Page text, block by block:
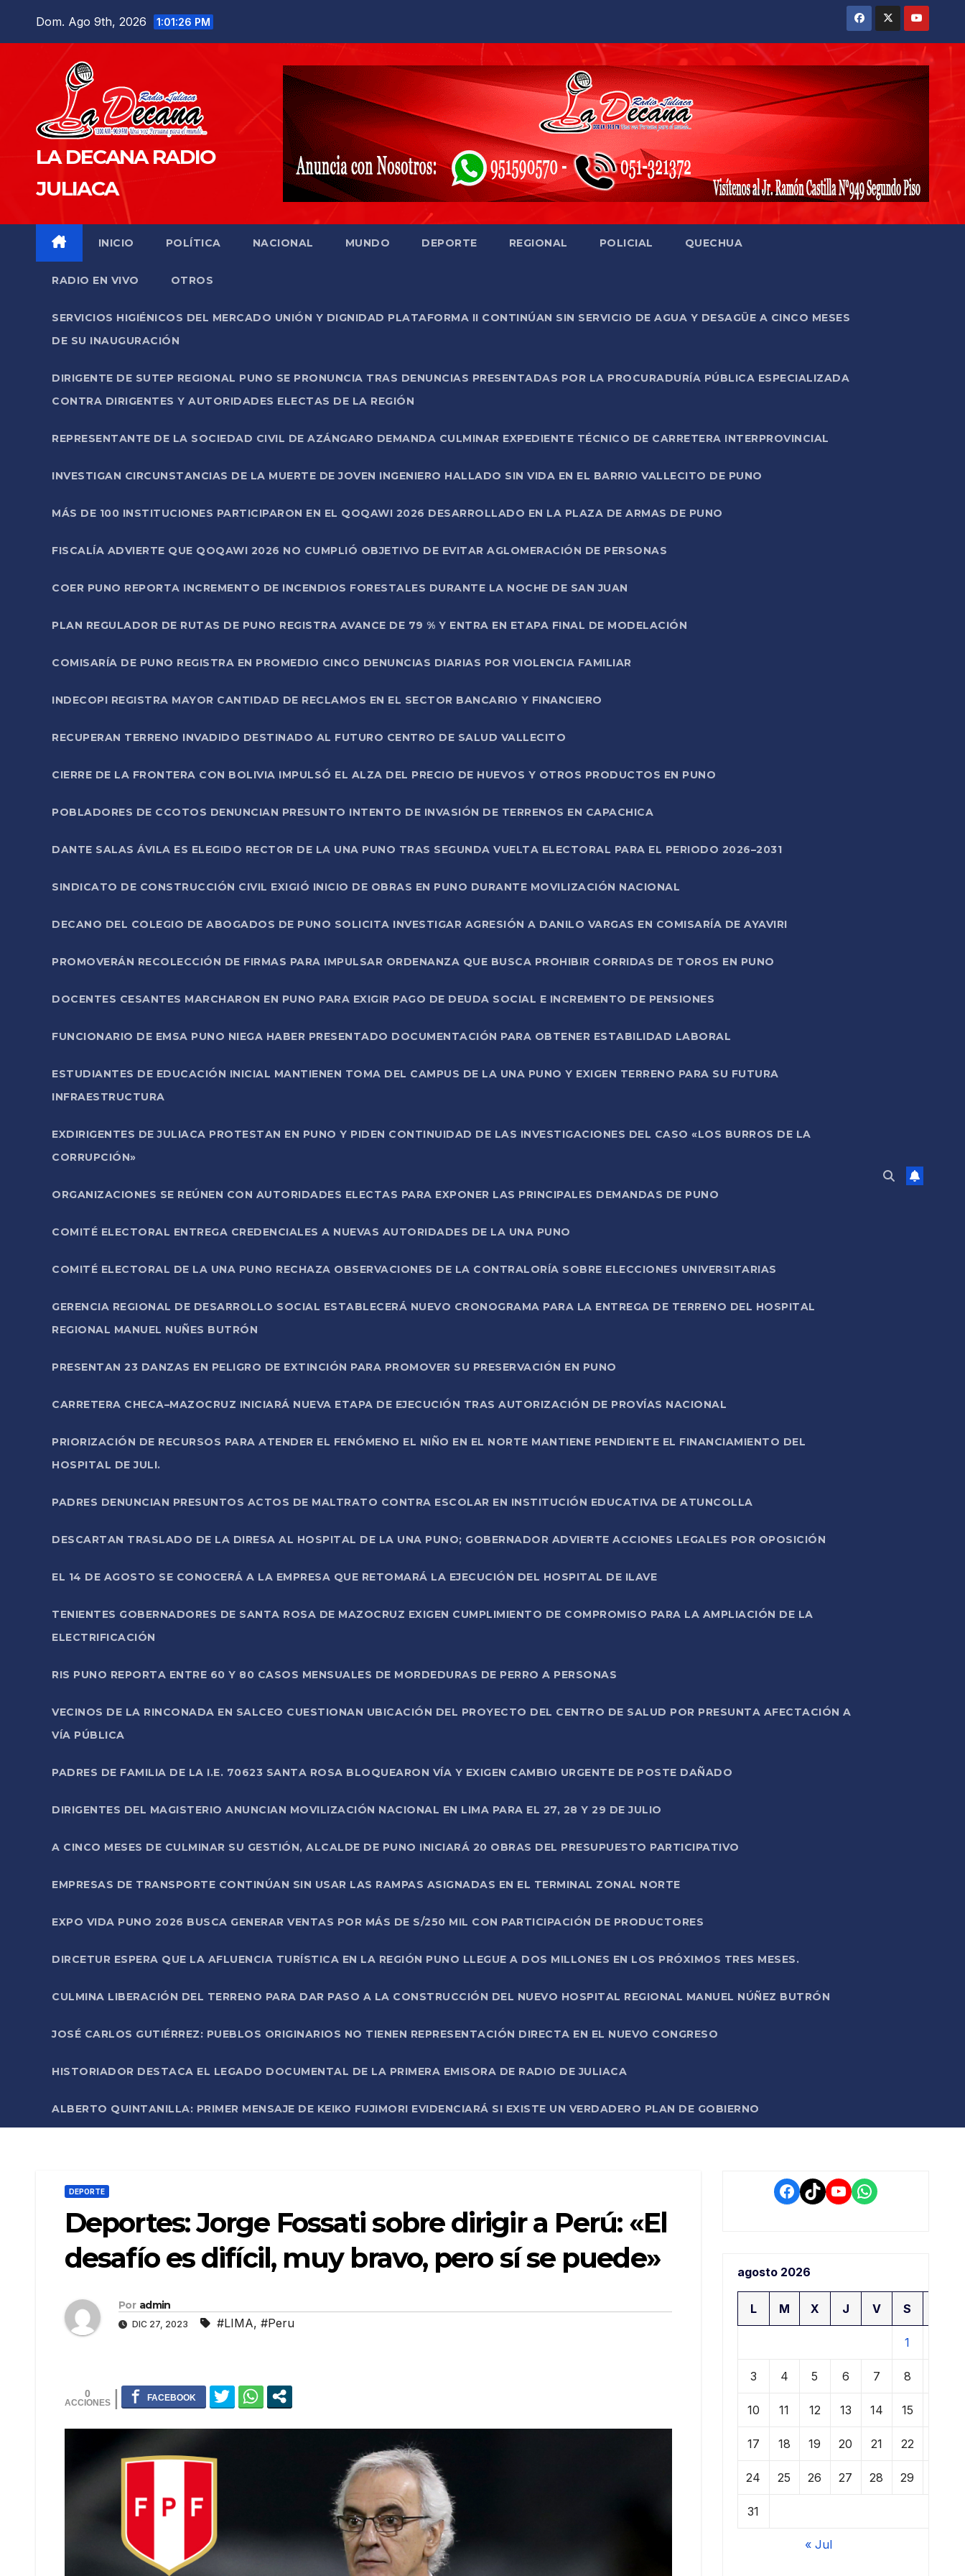
Dom. Ago 9th, 2026 1:01:27 PM
LA DECANA RADIO
JULIACA
INICIO POLÍTICA NACIONAL MUNDO DEPORTE REGIONAL POLICIAL QUECHUA
RADIO EN VIVO OTROS
SERVICIOS HIGIÉNICOS DEL MERCADO UNIÓN Y DIGNIDAD PLATAFORMA II CONTINÚAN SIN SERVICIO DE AGUA Y DESAGÜE A CINCO MESES
DE SU INAUGURACIÓN
DIRIGENTE DE SUTEP REGIONAL PUNO SE PRONUNCIA TRAS DENUNCIAS PRESENTADAS POR LA PROCURADURÍA PÚBLICA ESPECIALIZADA
CONTRA DIRIGENTES Y AUTORIDADES ELECTAS DE LA REGIÓN
REPRESENTANTE DE LA SOCIEDAD CIVIL DE AZÁNGARO DEMANDA CULMINAR EXPEDIENTE TÉCNICO DE CARRETERA INTERPROVINCIAL
INVESTIGAN CIRCUNSTANCIAS DE LA MUERTE DE JOVEN INGENIERO HALLADO SIN VIDA EN EL BARRIO VALLECITO DE PUNO
MÁS DE 100 INSTITUCIONES PARTICIPARON EN EL QOQAWI 2026 DESARROLLADO EN LA PLAZA DE ARMAS DE PUNO
FISCALÍA ADVIERTE QUE QOQAWI 2026 NO CUMPLIÓ OBJETIVO DE EVITAR AGLOMERACIÓN DE PERSONAS
COER PUNO REPORTA INCREMENTO DE INCENDIOS FORESTALES DURANTE LA NOCHE DE SAN JUAN
PLAN REGULADOR DE RUTAS DE PUNO REGISTRA AVANCE DE 79 % Y ENTRA EN ETAPA FINAL DE MODELACIÓN
COMISARÍA DE PUNO REGISTRA EN PROMEDIO CINCO DENUNCIAS DIARIAS POR VIOLENCIA FAMILIAR
INDECOPI REGISTRA MAYOR CANTIDAD DE RECLAMOS EN EL SECTOR BANCARIO Y FINANCIERO
RECUPERAN TERRENO INVADIDO DESTINADO AL FUTURO CENTRO DE SALUD VALLECITO
CIERRE DE LA FRONTERA CON BOLIVIA IMPULSÓ EL ALZA DEL PRECIO DE HUEVOS Y OTROS PRODUCTOS EN PUNO
POBLADORES DE CCOTOS DENUNCIAN PRESUNTO INTENTO DE INVASIÓN DE TERRENOS EN CAPACHICA
DANTE SALAS ÁVILA ES ELEGIDO RECTOR DE LA UNA PUNO TRAS SEGUNDA VUELTA ELECTORAL PARA EL PERIODO 2026–2031
SINDICATO DE CONSTRUCCIÓN CIVIL EXIGIÓ INICIO DE OBRAS EN PUNO DURANTE MOVILIZACIÓN NACIONAL
DECANO DEL COLEGIO DE ABOGADOS DE PUNO SOLICITA INVESTIGAR AGRESIÓN A DANILO VARGAS EN COMISARÍA DE AYAVIRI
PROMOVERÁN RECOLECCIÓN DE FIRMAS PARA IMPULSAR ORDENANZA QUE BUSCA PROHIBIR CORRIDAS DE TOROS EN PUNO
DOCENTES CESANTES MARCHARON EN PUNO PARA EXIGIR PAGO DE DEUDA SOCIAL E INCREMENTO DE PENSIONES
FUNCIONARIO DE EMSA PUNO NIEGA HABER PRESENTADO DOCUMENTACIÓN PARA OBTENER ESTABILIDAD LABORAL
ESTUDIANTES DE EDUCACIÓN INICIAL MANTIENEN TOMA DEL CAMPUS DE LA UNA PUNO Y EXIGEN TERRENO PARA SU FUTURA
INFRAESTRUCTURA
EXDIRIGENTES DE JULIACA PROTESTAN EN PUNO Y PIDEN CONTINUIDAD DE LAS INVESTIGACIONES DEL CASO «LOS BURROS DE LA
CORRUPCIÓN»
ORGANIZACIONES SE REÚNEN CON AUTORIDADES ELECTAS PARA EXPONER LAS PRINCIPALES DEMANDAS DE PUNO
COMITÉ ELECTORAL ENTREGA CREDENCIALES A NUEVAS AUTORIDADES DE LA UNA PUNO
COMITÉ ELECTORAL DE LA UNA PUNO RECHAZA OBSERVACIONES DE LA CONTRALORÍA SOBRE ELECCIONES UNIVERSITARIAS
GERENCIA REGIONAL DE DESARROLLO SOCIAL ESTABLECERÁ NUEVO CRONOGRAMA PARA LA ENTREGA DE TERRENO DEL HOSPITAL
REGIONAL MANUEL NUÑES BUTRÓN
PRESENTAN 23 DANZAS EN PELIGRO DE EXTINCIÓN PARA PROMOVER SU PRESERVACIÓN EN PUNO
CARRETERA CHECA–MAZOCRUZ INICIARÁ NUEVA ETAPA DE EJECUCIÓN TRAS AUTORIZACIÓN DE PROVÍAS NACIONAL
PRIORIZACIÓN DE RECURSOS PARA ATENDER EL FENÓMENO EL NIÑO EN EL NORTE MANTIENE PENDIENTE EL FINANCIAMIENTO DEL
HOSPITAL DE JULI.
PADRES DENUNCIAN PRESUNTOS ACTOS DE MALTRATO CONTRA ESCOLAR EN INSTITUCIÓN EDUCATIVA DE ATUNCOLLA
DESCARTAN TRASLADO DE LA DIRESA AL HOSPITAL DE LA UNA PUNO; GOBERNADOR ADVIERTE ACCIONES LEGALES POR OPOSICIÓN
EL 14 DE AGOSTO SE CONOCERÁ A LA EMPRESA QUE RETOMARÁ LA EJECUCIÓN DEL HOSPITAL DE ILAVE
TENIENTES GOBERNADORES DE SANTA ROSA DE MAZOCRUZ EXIGEN CUMPLIMIENTO DE COMPROMISO PARA LA AMPLIACIÓN DE LA
ELECTRIFICACIÓN
RIS PUNO REPORTA ENTRE 60 Y 80 CASOS MENSUALES DE MORDEDURAS DE PERRO A PERSONAS
VECINOS DE LA RINCONADA EN SALCEO CUESTIONAN UBICACIÓN DEL PROYECTO DEL CENTRO DE SALUD POR PRESUNTA AFECTACIÓN A
VÍA PÚBLICA
PADRES DE FAMILIA DE LA I.E. 70623 SANTA ROSA BLOQUEARON VÍA Y EXIGEN CAMBIO URGENTE DE POSTE DAÑADO
DIRIGENTES DEL MAGISTERIO ANUNCIAN MOVILIZACIÓN NACIONAL EN LIMA PARA EL 27, 28 Y 29 DE JULIO
A CINCO MESES DE CULMINAR SU GESTIÓN, ALCALDE DE PUNO INICIARÁ 20 OBRAS DEL PRESUPUESTO PARTICIPATIVO
EMPRESAS DE TRANSPORTE CONTINÚAN SIN USAR LAS RAMPAS ASIGNADAS EN EL TERMINAL ZONAL NORTE
EXPO VIDA PUNO 2026 BUSCA GENERAR VENTAS POR MÁS DE S/250 MIL CON PARTICIPACIÓN DE PRODUCTORES
DIRCETUR ESPERA QUE LA AFLUENCIA TURÍSTICA EN LA REGIÓN PUNO LLEGUE A DOS MILLONES EN LOS PRÓXIMOS TRES MESES.
CULMINA LIBERACIÓN DEL TERRENO PARA DAR PASO A LA CONSTRUCCIÓN DEL NUEVO HOSPITAL REGIONAL MANUEL NÚÑEZ BUTRÓN
JOSÉ CARLOS GUTIÉRREZ: PUEBLOS ORIGINARIOS NO TIENEN REPRESENTACIÓN DIRECTA EN EL NUEVO CONGRESO
HISTORIADOR DESTACA EL LEGADO DOCUMENTAL DE LA PRIMERA EMISORA DE RADIO DE JULIACA
ALBERTO QUINTANILLA: PRIMER MENSAJE DE KEIKO FUJIMORI EVIDENCIARÁ SI EXISTE UN VERDADERO PLAN DE GOBIERNO
DEPORTE
Deportes: Jorge Fossati sobre dirigir a Perú: «El
desafío es difícil, muy bravo, pero sí se puede»
Por admin
DIC 27, 2023 #LIMA, #Peru
0
Facebook
TikTokYouTube
WhatsApp
agosto 2026
L M X J V S
1
3 4 5 6 7 8
10 11 12 13 14 15
17 18 19 20 21 22
24 25 26 27 28 29
31
« Jul